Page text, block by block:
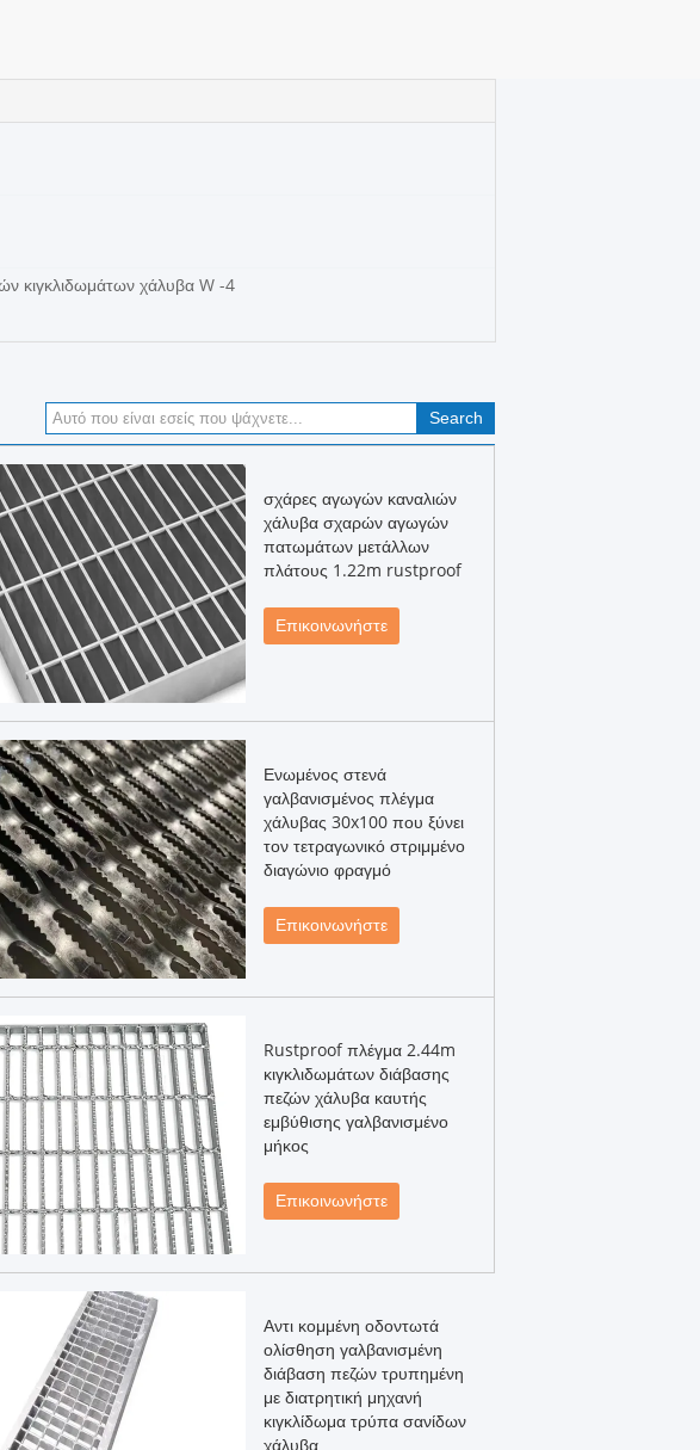
κιγκλιδωμάτων χάλυβα W -4
σχάρες αγωγών καναλιών
χάλυβα σχαρών αγωγών
πατωμάτων μετάλλων
πλάτους 1.22m rustproof
Επικοινωνήστε
Ενωμένος στενά
γαλβανισμένος πλέγμα
χάλυβας 30x100 που ξύνει
τον τετραγωνικό στριμμένο
διαγώνιο φραγμό
Επικοινωνήστε
Rustproof πλέγμα 2.44m
κιγκλιδωμάτων διάβασης
πεζών χάλυβα καυτής
εμβύθισης γαλβανισμένο
μήκος
Επικοινωνήστε
Αντι κομμένη οδοντωτά
ολίσθηση γαλβανισμένη
διάβαση πεζών τρυπημένη
με διατρητική μηχανή
κιγκλίδωμα τρύπα σανίδων
χάλυβα